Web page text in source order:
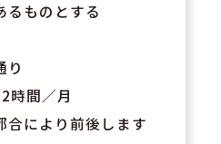
るものとする
り
時間／月
により前後します